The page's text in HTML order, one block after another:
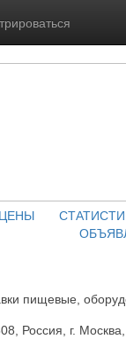
ЦЕНЫ
пищевые,
Россия, г.